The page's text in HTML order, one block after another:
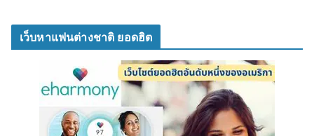
เว็บหาแฟนต่างชาติ ยอดฮิต